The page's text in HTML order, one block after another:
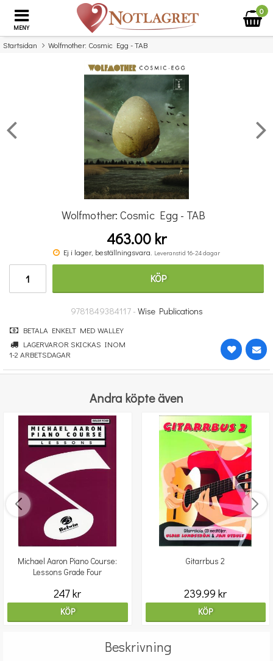
MENY
0
Startsidan Wolfmother: Cosmic Egg - TAB
Missa inte detta...
Benjamin Britten: Simple Symphony For String Orchestra - Study Score
Wolfmother: Cosmic Egg - TAB
463.00 kr
Ej i lager, beställningsvara. Leveranstid 16-24 dagar
KÖP
9781849384117 - Wise Publications
BETALA ENKELT MED WALLEY
LAGERVAROR SKICKAS INOM
1-2 ARBETSDAGAR
Andra köpte även
Michael Aaron Piano Course:
Lessons Grade Four
247 kr
KÖP
Gitarrbus 2
239.99 kr
KÖP
Beskrivning